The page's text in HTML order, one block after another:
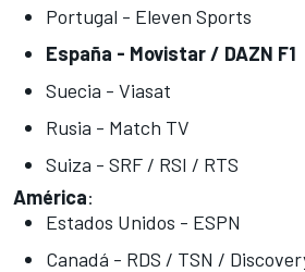
Portugal - Eleven Sports
España - Movistar / DAZN F1
Suecia - Viasat
Rusia - Match TV
Suiza - SRF / RSI / RTS
América:
Estados Unidos - ESPN
Canadá - RDS / TSN /